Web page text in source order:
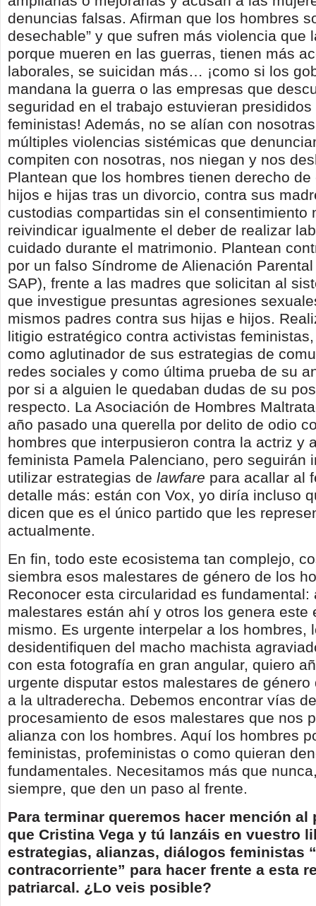
denuncias falsas. Afirman que los hombres
desechable” y que sufren más violencia que
porque mueren en las guerras, tienen más
laborales, se suicidan más… ¡como si los
mandana la guerra o las empresas que
seguridad en el trabajo estuvieran
feministas! Además, no se alían con
múltiples violencias sistémicas que
compiten con nosotras, nos niegan y nos
Plantean que los hombres tienen derecho
hijos e hijas tras un divorcio, contra sus
custodias compartidas sin el consentimiento
reivindicar igualmente el deber de realizar
cuidado durante el matrimonio. Plantean
por un falso Síndrome de Alienación
SAP), frente a las madres que solicitan al
que investigue presuntas agresiones
mismos padres contra sus hijas e hijos.
litigio estratégico contra activistas
como aglutinador de sus estrategias de
redes sociales y como última prueba de su
por si a alguien le quedaban dudas de su
respecto. La Asociación de Hombres
año pasado una querella por delito de odio
hombres que interpusieron contra la actriz y
feminista Pamela Palenciano, pero seguirán
utilizar estrategias de lawfare para acallar al
detalle más: están con Vox, yo diría incluso
dicen que es el único partido que les
actualmente.
En fin, todo este ecosistema tan complejo,
siembra esos malestares de género de los
Reconocer esta circularidad es fundamental:
malestares están ahí y otros los genera este
mismo. Es urgente interpelar a los hombres,
desidentifiquen del macho machista
con esta fotografía en gran angular, quiero
urgente disputar estos malestares de género
a la ultraderecha. Debemos encontrar vías
procesamiento de esos malestares que nos
alianza con los hombres. Aquí los hombres
feministas, profeministas o como quieran
fundamentales. Necesitamos más que
siempre, que den un paso al frente.
Para terminar queremos hacer mención al
que Cristina Vega y tú lanzáis en vuestro
estrategias, alianzas, diálogos feministas
contracorriente” para hacer frente a esta
patriarcal. ¿Lo veis posible?